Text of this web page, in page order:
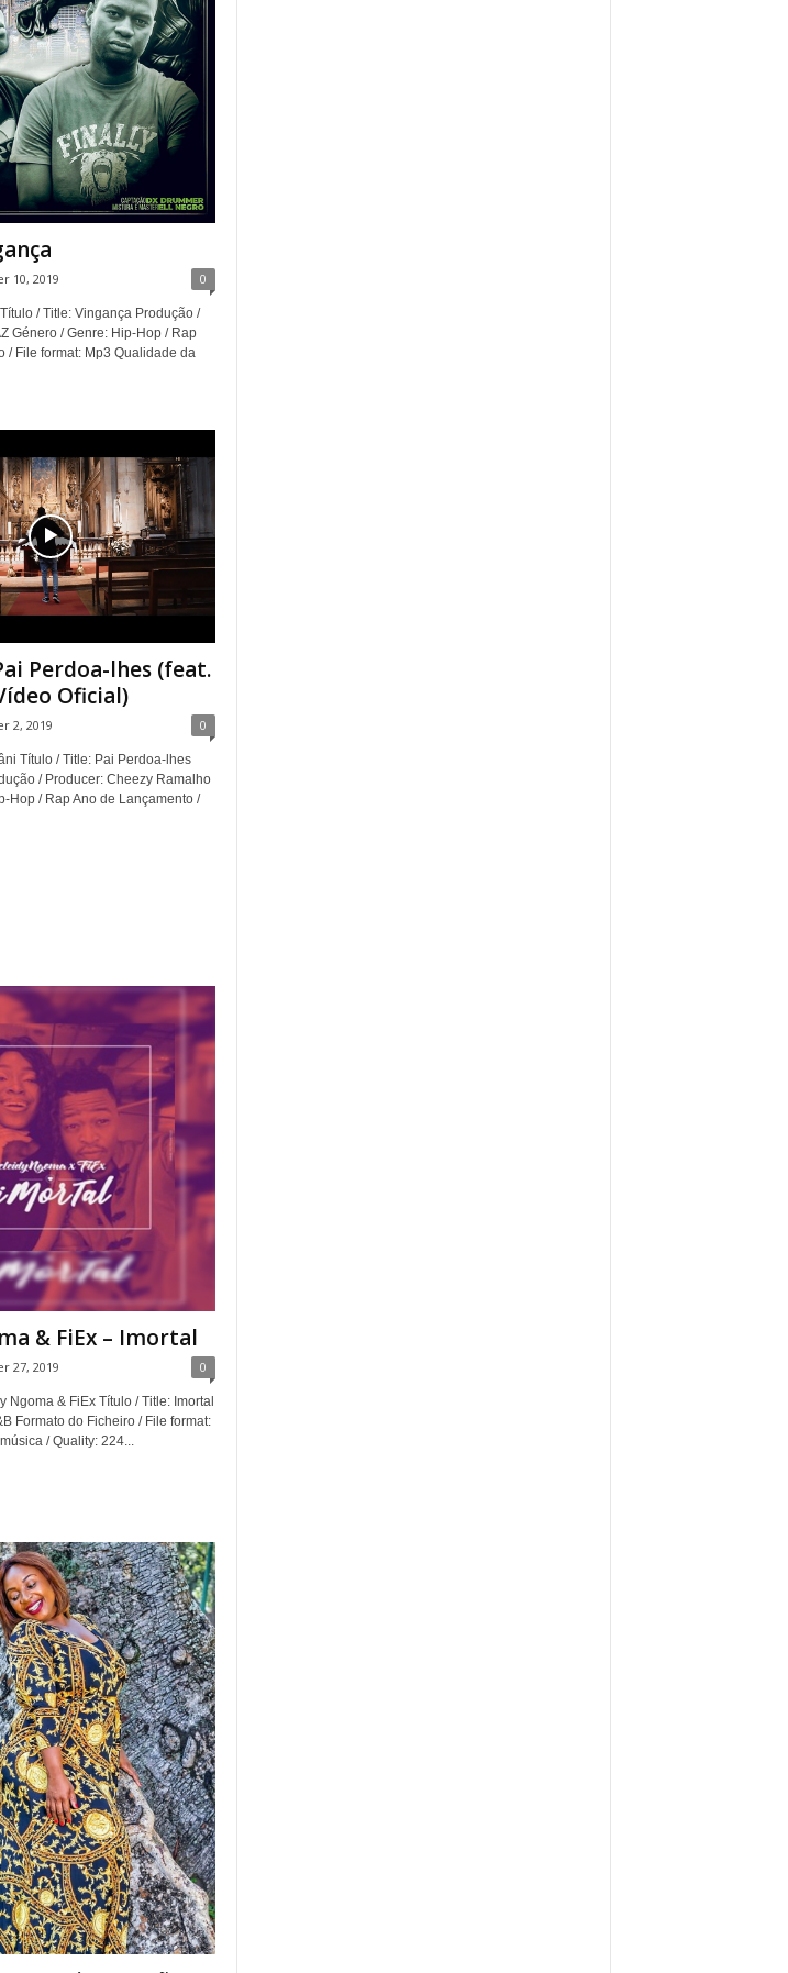
10, 2019 0
/ Title: Vingança Produção /
Género / Genre: Hip-Hop / Rap
/ File format: Mp3 Qualidade da
Perdoa-lhes (feat.
Oficial)
2, 2019 0
Título / Title: Pai Perdoa-lhes
/ Producer: Cheezy Ramalho
Hop / Rap Ano de Lançamento /
& FiEx – Imortal
27, 2019 0
Ngoma & FiEx Título / Title: Imortal
Formato do Ficheiro / File format:
/ Quality: 224...